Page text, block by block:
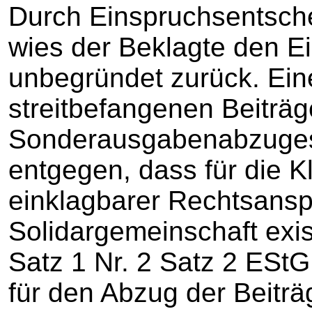
Durch
wies der Beklagte den
unbegründet zurück.
streitbefangenen
entgegen, dass für die
einklagbarer
Solidargemeinschaft
Satz 1 Nr. 2 Satz 2
für den Abzug der